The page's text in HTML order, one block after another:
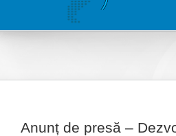
Anunț de presă –